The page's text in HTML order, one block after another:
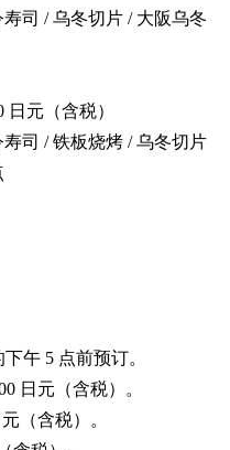
司 / 乌冬切片 / 大阪乌冬
日元（含税）
司 / 铁板烧烤 / 乌冬切片
午 5 点前预订。
日元（含税）。
（含税）。